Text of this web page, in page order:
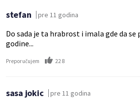
stefan pre 11 godina
Do sada je ta hrabrost i imala gde da se
godine...
Preporučujem 228
sasa jokic pre 11 godina